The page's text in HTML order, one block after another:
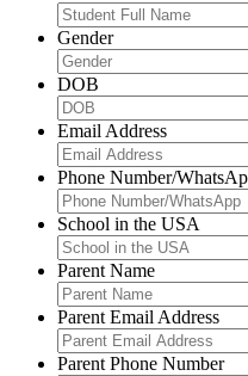
Gender
DOB
Email Address
Phone Number/
School in the USA
Parent Name
Parent Email Address
Parent Phone Number